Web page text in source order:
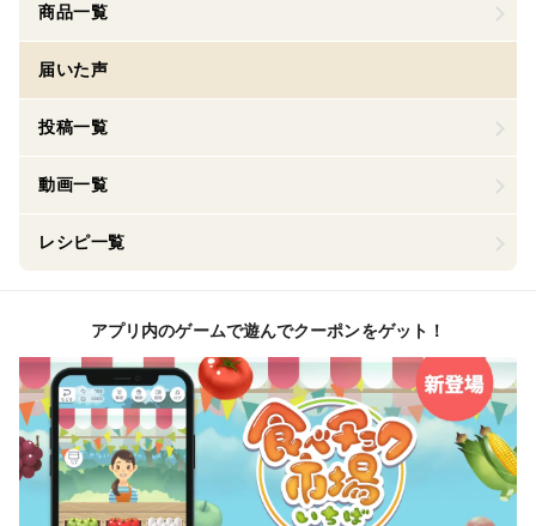
商品一覧
届いた声
投稿一覧
動画一覧
レシピ一覧
アプリ内のゲームで遊んでクーポンをゲット！